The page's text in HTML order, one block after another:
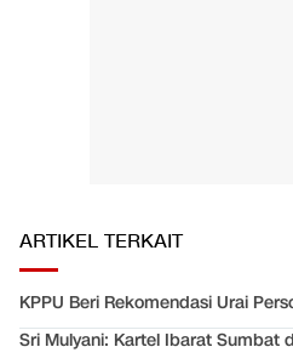
ARTIKEL TERKAIT
KPPU Beri Rekomendasi Urai
Sri Mulyani: Kartel Ibarat Sumbat